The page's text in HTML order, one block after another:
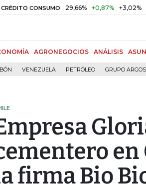
CONSUMO 29,66% +0,87% +3,02% DTF
AGRONEGOCIOS ANÁLISIS
VENEZUELA PETRÓLEO GRUPO ARGOS
en
firma Bio